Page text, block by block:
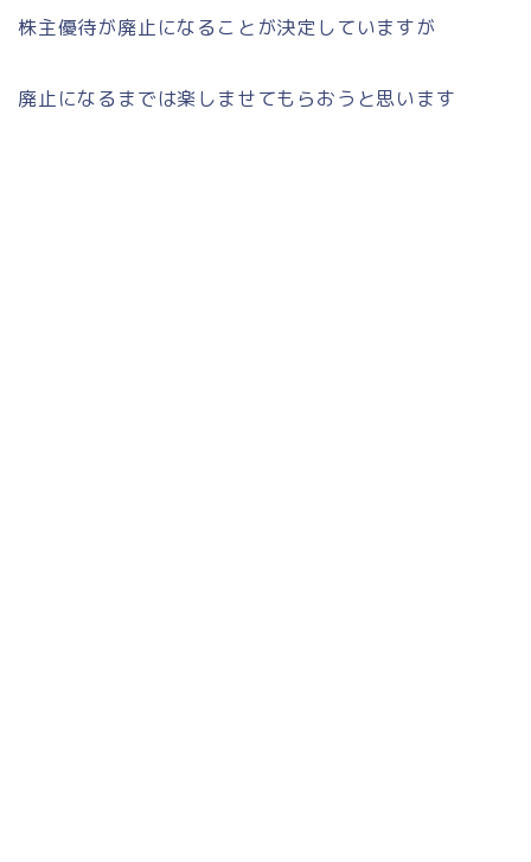
株主優待が廃止になることが決定していますが
廃止になるまでは楽しませてもらおうと思います